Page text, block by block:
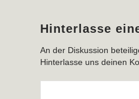
Hinterlasse
An der Diskussion
Hinterlasse uns deinen